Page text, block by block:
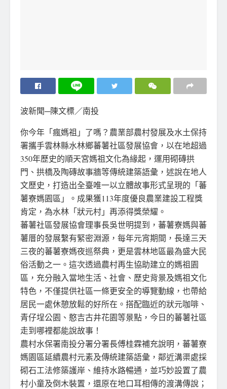
波新聞─陳文標／南投
你今年「瘋媽祖」了嗎？農業部農村發展及水土保持
署攜手雲林縣水林鄉蕃薯社區發展協會，以在地超過
350年歷史的順天宮媽祖文化為緣起，運用砌磚拱
門、拱橋及陶磚故事牆等傳統建築語彙，述說在地人
文歷史，打造出全臺唯一以立體故事形式呈現的「蕃
薯寮媽園區」。成果獲113年度優良農業建設工程獎
肯定，為水林「狀元村」再添得獎榮耀。
蕃薯社區發展協會理事長吳世明提到，蕃薯寮媽與蕃
薯厝的發展繫有緊密淵源，每年元宵期間，長達三天
三夜的蕃薯寮媽夜巡祭典，更是雲林地區最為盛大民
俗活動之一。這次透過農村再生協助建立的媽祖園
區，充分融入當地生活、社會、歷史背景及媽祖文化
特色，不僅提供社區一條更安全的導覽動線，也帶給
居民一處休憩放鬆的好所在。搭配臨近的狀元咖啡、
青仔埕公園、憨吉古井花園等景點，今日的蕃薯社區
走到哪裡都能說故事！
農村水保署南投分署分署長傅桂霖補充說明，蕃薯寮
媽園區延續農村元素及傳統建築語彙，鄰近溝渠處採
砌石工法修築護岸、維持水路暢通，並巧妙設置了農
村小童及倒木裝置，還原在地口耳相傳的渡溝傳說；